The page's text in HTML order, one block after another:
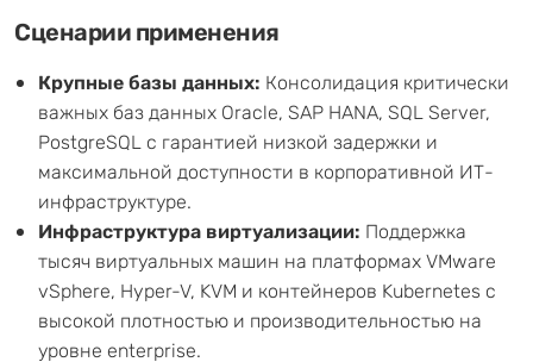
Сценарии применения
Крупные базы данных: Консолидация критически
важных баз данных Oracle, SAP HANA, SQL Server,
PostgreSQL с гарантией низкой задержки и
максимальной доступности в корпоративной ИТ-
инфраструктуре.
Инфраструктура виртуализации: Поддержка
тысяч виртуальных машин на платформах VMware
vSphere, Hyper-V, KVM и контейнеров Kubernetes с
высокой плотностью и производительностью на
уровне enterprise.